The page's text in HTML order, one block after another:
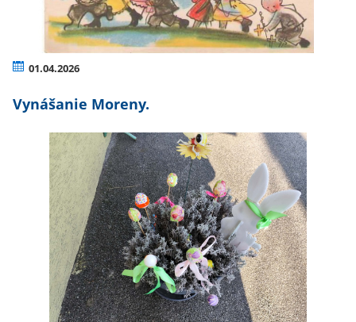
01.04.2026
Vynášanie Moreny.